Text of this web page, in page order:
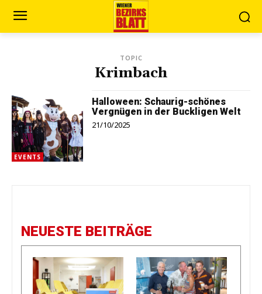
TOPIC
Krimbach
EVENTS
Halloween: Schaurig-schönes
Vergnügen in der Buckligen Welt
21/10/2025
NEUESTE BEITRÄGE